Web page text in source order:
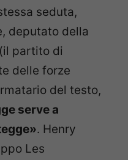
seduta,
deputato della
partito di
delle forze
del testo,
serve a
. Henry
Les